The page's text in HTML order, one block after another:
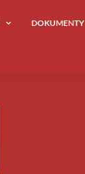
DOKUMENTY